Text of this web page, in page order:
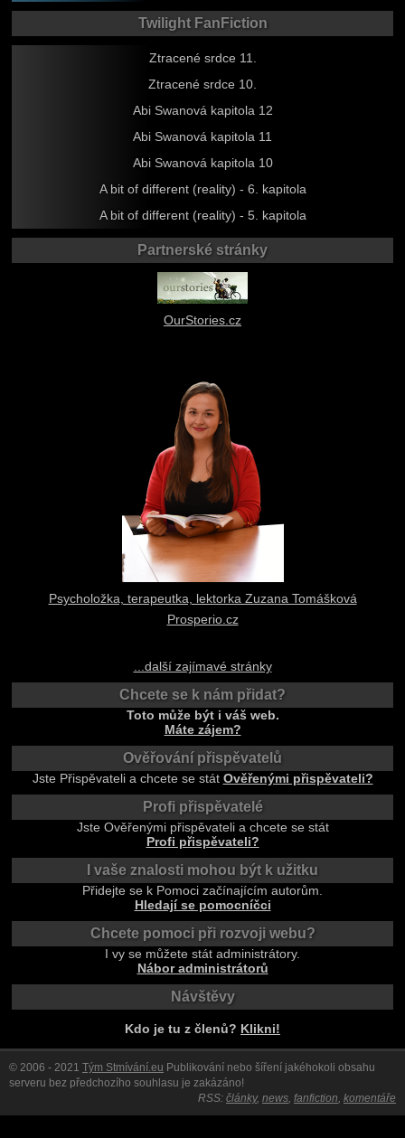
Twilight FanFiction
Ztracené srdce 11.
Ztracené srdce 10.
Abi Swanová kapitola 12
Abi Swanová kapitola 11
Abi Swanová kapitola 10
A bit of different (reality) - 6. kapitola
A bit of different (reality) - 5. kapitola
Partnerské stránky
OurStories.cz
Psycholožka, terapeutka, lektorka Zuzana Tomášková
Prosperio.cz
...další zajímavé stránky
Chcete se k nám přidat?
Toto může být i váš web.
Máte zájem?
Ověřování přispěvatelů
Jste Přispěvateli a chcete se stát Ověřenými přispěvateli?
Profi přispěvatelé
Jste Ověřenými přispěvateli a chcete se stát
Profi přispěvateli?
I vaše znalosti mohou být k užitku
Přidejte se k Pomoci začínajícím autorům.
Hledají se pomocníčci
Chcete pomoci při rozvoji webu?
I vy se můžete stát administrátory.
Nábor administrátorů
Návštěvy
Kdo je tu z členů? Klikni!
© 2006 - 2021 Tým Stmívání.eu Publikování nebo šíření jakéhokoli obsahu
serveru bez předchozího souhlasu je zakázáno!
RSS: články, news fanfiction komentáře